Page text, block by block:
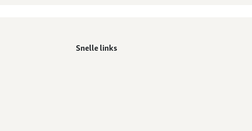
Snelle links